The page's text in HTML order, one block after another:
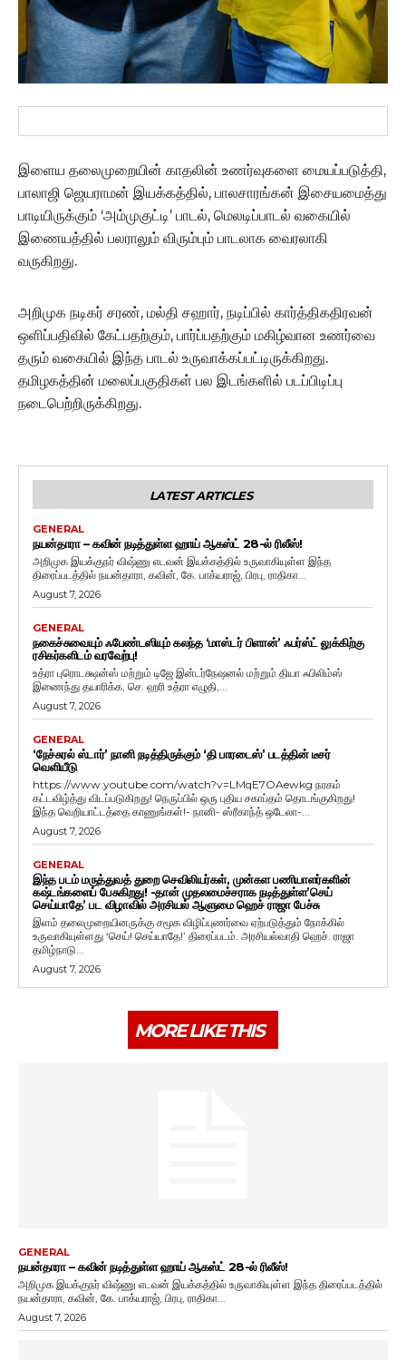
இளைய தலைமுறையின் காதலின் உணர்வுகளை மையப்படுத்தி,
பாலாஜி ஜெயராமன் இயக்கத்தில், பாலசாரங்கன் இசையமைத்து
பாடியிருக்கும் ‘அம்முகுட்டி’ பாடல், மெலடிப்பாடல் வகையில்
இணையத்தில் பலராலும் விரும்பும் பாடலாக வைரலாகி
வருகிறது.
அறிமுக நடிகர் சரண், மல்தி சஹார், நடிப்பில் கார்த்திகதிரவன்
ஒளிப்பதிவில் கேட்பதற்கும், பார்ப்பதற்கும் மகிழ்வான உணர்வை
தரும் வகையில் இந்த பாடல் உருவாக்கப்பட்டிருக்கிறது.
தமிழகத்தின் மலைப்பகுதிகள் பல இடங்களில் படப்பிடிப்பு
நடைபெற்றிருக்கிறது.
LATEST ARTICLES
GENERAL
நயன்தாரா – கவின் நடித்துள்ள ஹாய் ஆகஸ்ட் 28-ல் ரிலீஸ்!
அறிமுக இயக்குநர் விஷ்ணு எடவன் இயக்கத்தில் உருவாகியுள்ள இந்த
திரைப்படத்தில் நயன்தாரா, கவின், கே. பாக்யராஜ், பிரபு, ராதிகா...
August 7, 2026
GENERAL
நகைச்சுவையும் ஃபேண்டஸியும் கலந்த ‘மாஸ்டர் பிளான்’ ஃபர்ஸ்ட் லுக்கிற்கு
ரசிகர்களிடம் வரவேற்பு!
உத்ரா புரொடக்ஷன்ஸ் மற்றும் டிஜே இன்டர்நேஷனல் மற்றும் தியா ஃபிலிம்ஸ்
இணைந்து தயாரிக்க, செ. ஹரி உத்ரா எழுதி,...
August 7, 2026
GENERAL
‘நேச்சுரல் ஸ்டார்’ நானி நடித்திருக்கும் ‘தி பாரடைஸ்’ படத்தின் டீசர்
வெளியீடு
https://www.youtube.com/watch?v=LMqE7OAewkg நரகம்
கட்டவிழ்த்து விடப்படுகிறது! நெருப்பில் ஒரு புதிய சகாப்தம் தொடங்குகிறது!
இந்த வெறியாட்டத்தை காணுங்கள்!- நானி- ஸ்ரீகாந்த் ஒடேலா-...
August 7, 2026
GENERAL
இந்த படம் மருத்துவத் துறை செவிலியர்கள், முன்கள பணியாளர்களின்
கஷ்டங்களைப் பேசுகிறது! -தான் முதலமைச்சராக நடித்துள்ள’செய்
செய்யாதே’ பட விழாவில் அரசியல் ஆளுமை ஹெச் ராஜா பேச்சு
இளம் தலைமுறையினருக்கு சமூக விழிப்புணர்வை ஏற்படுத்தும் நோக்கில்
உருவாகியுள்ளது ‘செய்! செய்யாதே!’ திரைப்படம். அரசியல்வாதி ஹெச். ராஜா
தமிழ்நாடு...
August 7, 2026
MORE LIKE THIS
GENERAL
நயன்தாரா – கவின் நடித்துள்ள ஹாய் ஆகஸ்ட் 28-ல் ரிலீஸ்!
அறிமுக இயக்குநர் விஷ்ணு எடவன் இயக்கத்தில் உருவாகியுள்ள இந்த திரைப்படத்தில்
நயன்தாரா, கவின், கே. பாக்யராஜ், பிரபு, ராதிகா...
August 7, 2026